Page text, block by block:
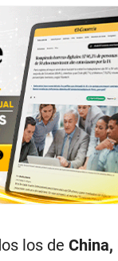
los de China,